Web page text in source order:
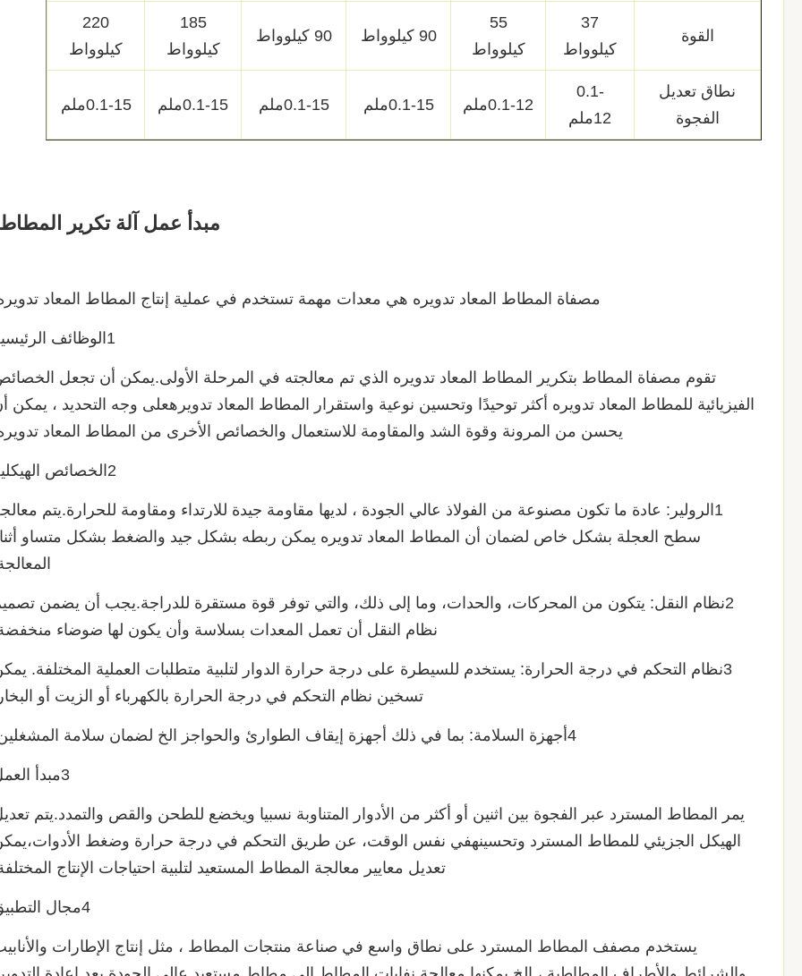
القوة
37
كيلوواط
55
كيلوواط
90 كيلوواط 90 كيلوواط
185
كيلوواط
220
كيلوواط
نطاق تعديل
الفجوة
0.1-
12ملم
0.1-12ملم 0.1-15ملم 0.1-15ملم 0.1-15ملم 0.1-15ملم
مبدأ عمل آلة تكرير
مصفاة المطاط المعاد تدويره هي معدات مهمة تستخدم في عملية إنتاج المطاط المعاد
1الوظائف الرئيسية
تقوم مصفاة المطاط بتكرير المطاط المعاد تدويره الذي تم معالجته في المرحلة الأولى.يمكن أن تجعل
الفيزيائية للمطاط المعاد تدويره أكثر توحيدًا وتحسين نوعية واستقرار المطاط المعاد تدويرهعلى وجه التحديد ، يمكن
يحسن من المرونة وقوة الشد والمقاومة للاستعمال والخصائص الأخرى من المطاط المعاد
2الخصائص الهيكلية
1الرولير: عادة ما تكون مصنوعة من الفولاذ عالي الجودة ، لديها مقاومة جيدة للارتداء ومقاومة للحرارة.يتم
سطح العجلة بشكل خاص لضمان أن المطاط المعاد تدويره يمكن ربطه بشكل جيد والضغط بشكل متساو
2نظام النقل: يتكون من المحركات، والحدات، وما إلى ذلك، والتي توفر قوة مستقرة للدراجة.يجب أن يضمن
نظام النقل أن تعمل المعدات بسلاسة وأن يكون لها ضوضاء
3نظام التحكم في درجة الحرارة: يستخدم للسيطرة على درجة حرارة الدوار لتلبية متطلبات العملية المختلفة.
تسخين نظام التحكم في درجة الحرارة بالكهرباء أو الزيت أو
4أجهزة السلامة: بما في ذلك أجهزة إيقاف الطوارئ والحواجز الخ لضمان سلامة المشغلين.
3مبدأ العمل
يمر المطاط المسترد عبر الفجوة بين اثنين أو أكثر من الأدوار المتناوبة نسبيا ويخضع للطحن والقص والتمدد.يتم
الهيكل الجزيئي للمطاط المسترد وتحسينهفي نفس الوقت، عن طريق التحكم في درجة حرارة وضغط
تعديل معايير معالجة المطاط المستعيد لتلبية احتياجات الإنتاج
4مجال التطبيق
يستخدم مصفف المطاط المسترد على نطاق واسع في صناعة منتجات المطاط ، مثل إنتاج الإطارات